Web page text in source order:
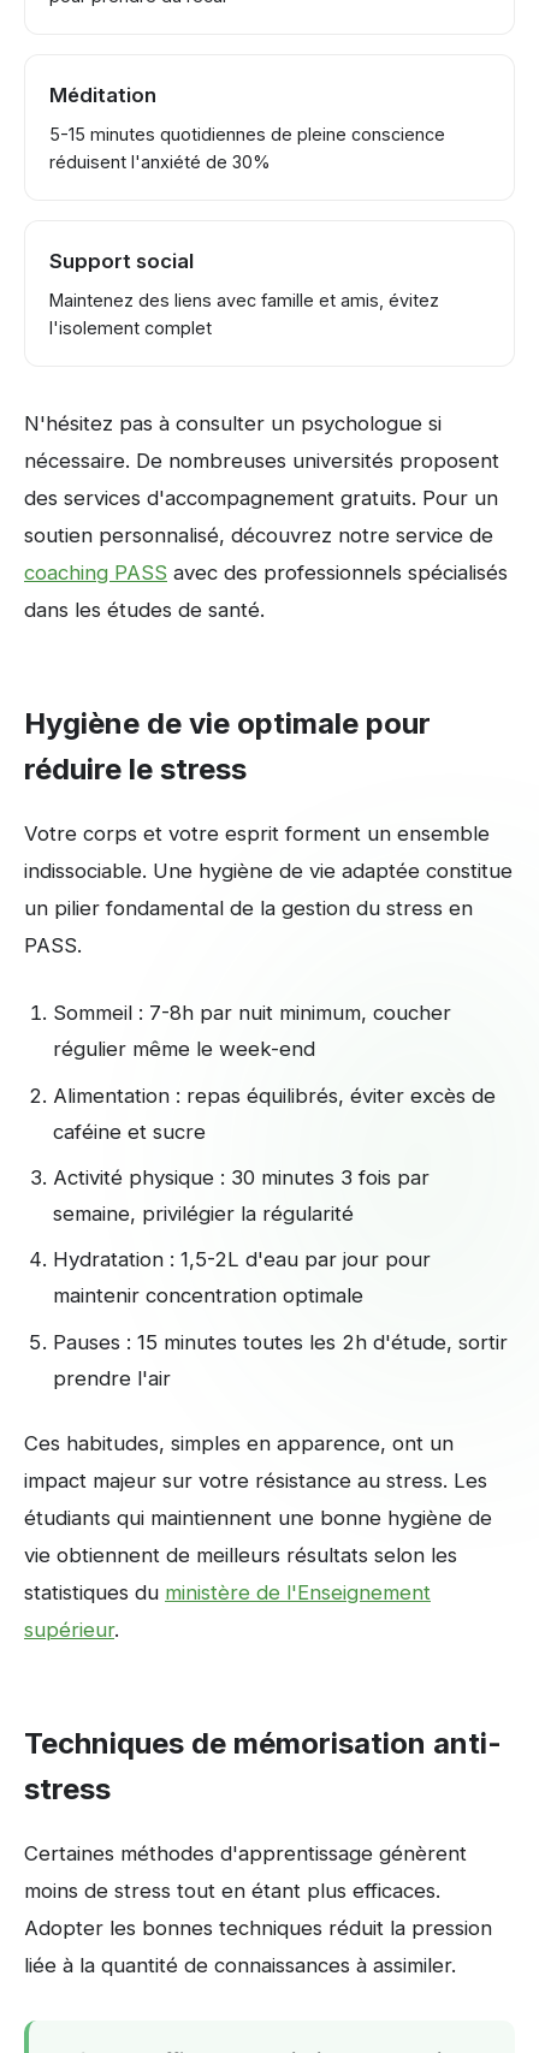
Méditation
5-15 minutes quotidiennes de pleine conscience
réduisent l'anxiété de 30%
Support social
Maintenez des liens avec famille et amis, évitez
l'isolement complet
N'hésitez pas à consulter un psychologue si
nécessaire. De nombreuses universités proposent
des services d'accompagnement gratuits. Pour un
soutien personnalisé, découvrez notre service de
coaching PASS avec des professionnels spécialisés
dans les études de santé.
Hygiène de vie optimale pour
réduire le stress
Votre corps et votre esprit forment un ensemble
indissociable. Une hygiène de vie adaptée constitue
un pilier fondamental de la gestion du stress en
PASS.
Sommeil : 7-8h par nuit minimum, coucher
régulier même le week-end
Alimentation : repas équilibrés, éviter excès de
caféine et sucre
Activité physique : 30 minutes 3 fois par
semaine, privilégier la régularité
Hydratation : 1,5-2L d'eau par jour pour
maintenir concentration optimale
Pauses : 15 minutes toutes les 2h d'étude, sortir
prendre l'air
Ces habitudes, simples en apparence, ont un
impact majeur sur votre résistance au stress. Les
étudiants qui maintiennent une bonne hygiène de
vie obtiennent de meilleurs résultats selon les
statistiques du ministère de l'Enseignement
supérieur.
Techniques de mémorisation anti-
stress
Certaines méthodes d'apprentissage génèrent
moins de stress tout en étant plus efficaces.
Adopter les bonnes techniques réduit la pression
liée à la quantité de connaissances à assimiler.